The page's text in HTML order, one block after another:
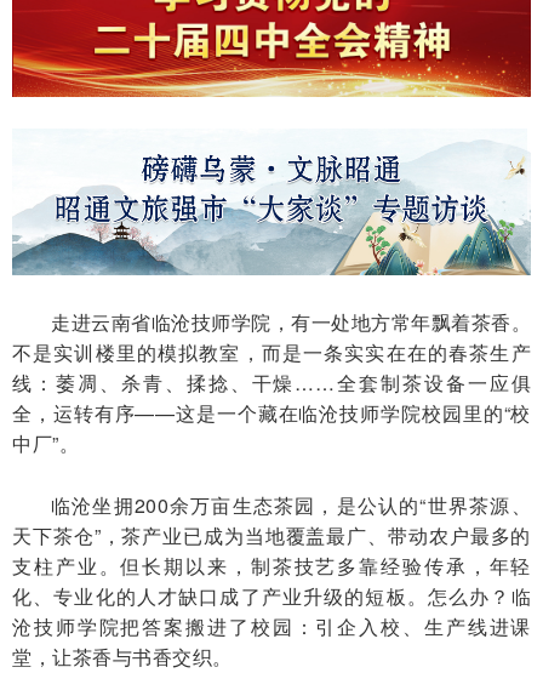
走进云南省临沧技师学院，有一处地方常年飘着茶香。
不是实训楼里的模拟教室，而是一条实实在在的春茶生产
线：萎凋、杀青、揉捻、干燥……全套制茶设备一应俱
全，运转有序——这是一个藏在临沧技师学院校园里的“校
中厂”。
临沧坐拥200余万亩生态茶园，是公认的“世界茶源、
天下茶仓”，茶产业已成为当地覆盖最广、带动农户最多的
支柱产业。但长期以来，制茶技艺多靠经验传承，年轻
化、专业化的人才缺口成了产业升级的短板。怎么办？临
沧技师学院把答案搬进了校园：引企入校、生产线进课
堂，让茶香与书香交织。